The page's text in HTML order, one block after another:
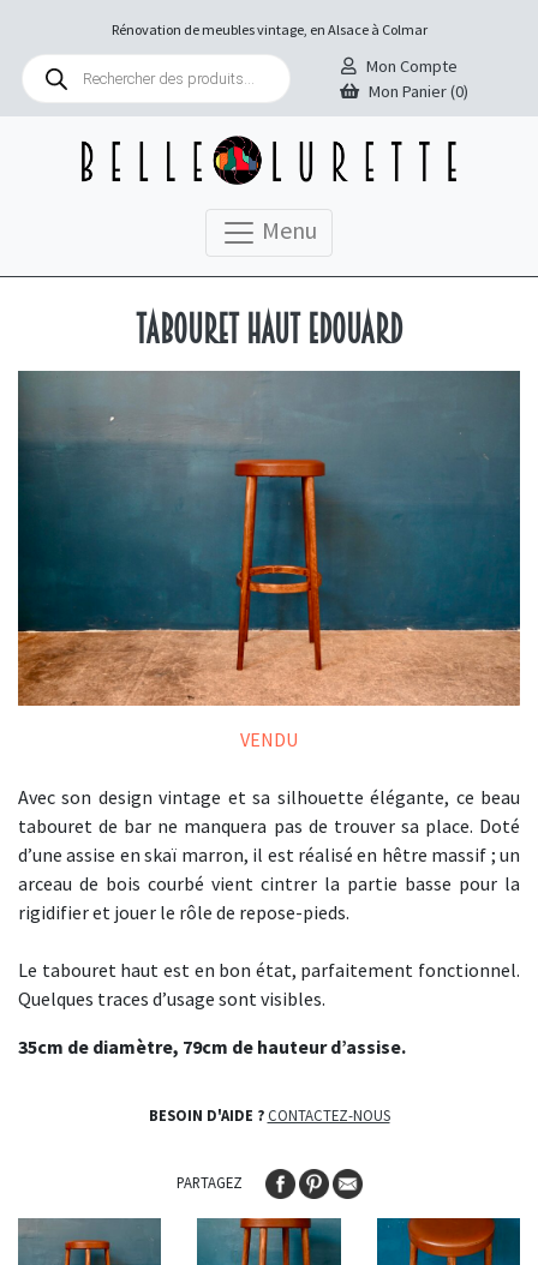
Rénovation de meubles vintage, en Alsace à Colmar
Recherche
produits
Mon Compte
Mon Panier (0)
Menu
Tabouret haut Edouard
VENDU
Avec son design vintage et sa silhouette élégante, ce beau
tabouret de bar ne manquera pas de trouver sa place. Doté
d’une assise en skaï marron, il est réalisé en hêtre massif ; un
arceau de bois courbé vient cintrer la partie basse pour la
rigidifier et jouer le rôle de repose-pieds.
Le tabouret haut est en bon état, parfaitement fonctionnel.
Quelques traces d’usage sont visibles.
35cm de diamètre, 79cm de hauteur d’assise.
BESOIN D'AIDE ? CONTACTEZ-NOUS
PARTAGEZ